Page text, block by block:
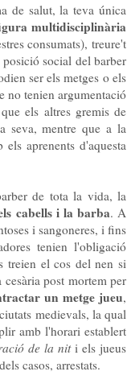
de salut, la teva única
multidisciplinària
consumats), treure't
social del barber
ser els metges o els
no tenien argumentació
els altres gremis de
seva, mentre que a la
aprenents d'aquesta
de tota la vida, la
cabells i la barba. A
i sangoneres, i fins
tenien l'obligació
treien el cos del nen si
post mortem per
un metge jueu,
medievals, la qual
amb l'horari establert
de la niti els jueus
casos, arrestats.